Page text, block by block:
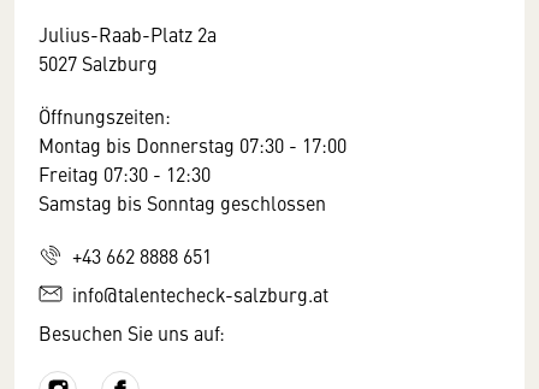
Julius-Raab-Platz 2a
5027 Salzburg
Öffnungszeiten:
Montag bis Donnerstag 07:30 - 17:00
Freitag 07:30 - 12:30
Samstag bis Sonntag geschlossen
+43 662 8888 651
info@talentecheck-salzburg.at
Besuchen Sie uns auf: